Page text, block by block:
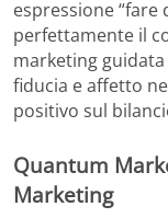
espressione “fare
perfettamente il
marketing
fiducia e affetto
positivo sul
Quantum
Marketing